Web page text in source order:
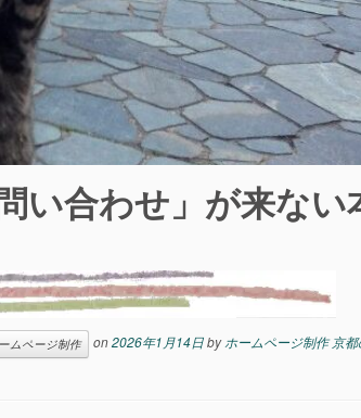
い合わせ」が来ない
ムページ制作 on2026年1月14日byホームページ制作 京